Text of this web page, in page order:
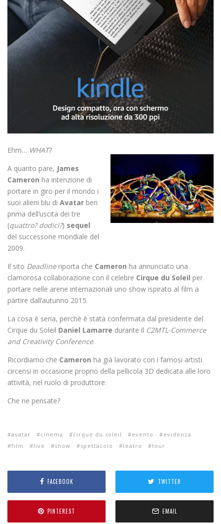
Ehm… WHAT?
A quanto pare, James
Cameron ha intenzione di
portare in giro per il mondo i
suoi alieni blu di Avatar ben
prima dell’uscita dei tre
(quattro? dodici?) sequel
del successone mondiale del
2009.
Il sito Deadlineriporta che Cameron ha annunciato una
clamorosa collaborazione con il celebre Cirque du Soleil per
portare nelle arene internazionali uno show ispirato al film a
partire dall’autunno 2015.
La cosa è seria, perchè è stata confermata dal presidente del
Cirque du Soleil Daniel Lamarre durante il C2MTL-Commerce
and Creativity Conference.
Ricordiamo che Cameron ha già lavorato con i famosi artisti
circensi in occasione proprio della pellicola 3D dedicata alle loro
attività, nel ruolo di produttore.
Che ne pensate?
avatar cinema cirque du soleil evento
evidenza
film
live show spettacolo teatro tour
FACEBOOK TWITTER
PINTEREST EMAIL